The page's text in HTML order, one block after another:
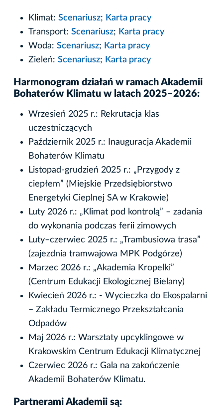
Klimat: Scenariusz; Karta pracy
Transport: Scenariusz; Karta pracy
Woda: Scenariusz; Karta pracy
Zieleń: Scenariusz; Karta pracy
Harmonogram działań w ramach Akademii
Bohaterów Klimatu w latach 2025–2026:
Wrzesień 2025 r.: Rekrutacja klas
uczestniczących
Październik 2025 r.: Inauguracja Akademii
Bohaterów Klimatu
Listopad-grudzień 2025 r.: „Przygody z
ciepłem” (Miejskie Przedsiębiorstwo
Energetyki Cieplnej SA w Krakowie)
Luty 2026 r.: „Klimat pod kontrolą” – zadania
do wykonania podczas ferii zimowych
Luty–czerwiec 2025 r.: „Trambusiowa trasa”
(zajezdnia tramwajowa MPK Podgórze)
Marzec 2026 r.: „Akademia Kropelki”
(Centrum Edukacji Ekologicznej Bielany)
Kwiecień 2026 r.: - Wycieczka do Ekospalarni
– Zakładu Termicznego Przekształcania
Odpadów
Maj 2026 r.: Warsztaty upcyklingowe w
Krakowskim Centrum Edukacji Klimatycznej
Czerwiec 2026 r.: Gala na zakończenie
Akademii Bohaterów Klimatu.
Partnerami Akademii są: